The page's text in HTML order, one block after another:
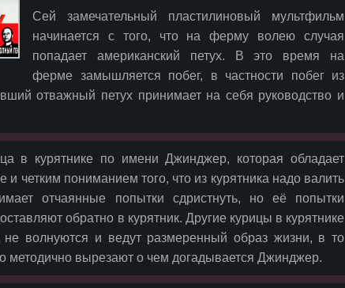
Сей замечательный пластилиновый мультфильм
начинается с того, что на ферму волею случая
попадает американский петух. В это время на
ферме замышляется побег, в частности побег из
отважный петух принимает на себя руководство и
в курятнике по имени Джинджер, которая обладает
четким пониманием того, что из курятника надо валить
отчаянные попытки сдристнуть, но её попытки
обратно в курятник. Другие курицы в курятнике
волнуются и ведут размеренный образ жизни, в то
методично вырезают о чем догадывается Джинджер.